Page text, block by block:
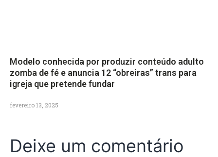
Modelo conhecida por produzir conteúdo adulto
zomba de fé e anuncia 12 “obreiras” trans para
igreja que pretende fundar
fevereiro 13, 2025
Deixe um comentário